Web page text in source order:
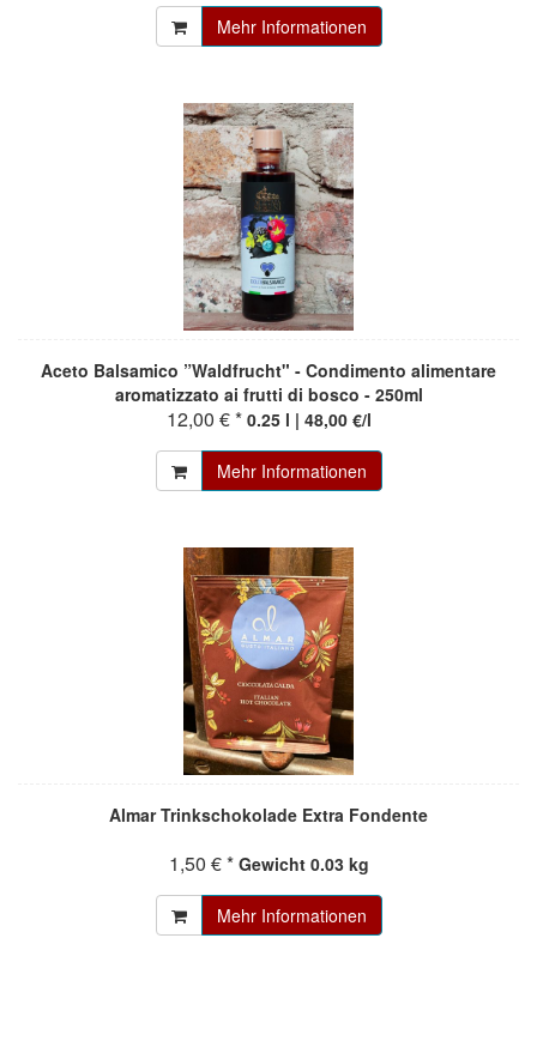
Mehr Informationen
Aceto Balsamico ”Waldfrucht" - Condimento alimentare
aromatizzato ai frutti di bosco - 250ml
12,00 € * 0.25 l | 48,00 €/l
Mehr Informationen
Almar Trinkschokolade Extra Fondente
1,50 € * Gewicht 0.03 kg
Mehr Informationen